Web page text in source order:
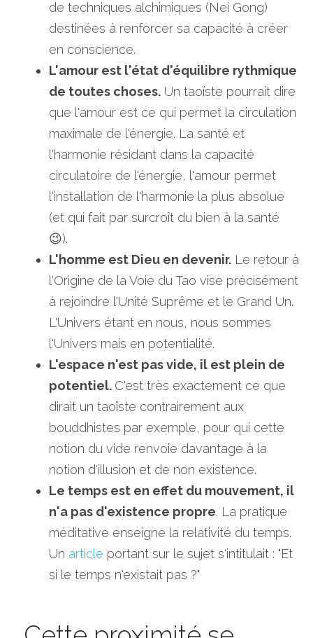
de techniques alchimiques (Nei Gong)
destinées à renforcer sa capacité à créer
en conscience.
L'amour est l'état d'équilibre rythmique
de toutes choses. Un taoïste pourrait dire
que l'amour est ce qui permet la circulation
maximale de l'énergie. La santé et
l'harmonie résidant dans la capacité
circulatoire de l'énergie, l'amour permet
l'installation de l'harmonie la plus absolue
(et qui fait par surcroît du bien à la santé
😉).
L'homme est Dieu en devenir. Le retour à
l'Origine de la Voie du Tao vise précisément
à rejoindre l'Unité Suprême et le Grand Un.
L'Univers étant en nous, nous sommes
l'Univers mais en potentialité.
L'espace n'est pas vide, il est plein de
potentiel. C'est très exactement ce que
dirait un taoïste contrairement aux
bouddhistes par exemple, pour qui cette
notion du vide renvoie davantage à la
notion d'illusion et de non existence.
Le temps est en effet du mouvement, il
n'a pas d'existence propre. La pratique
méditative enseigne la relativité du temps.
Un article portant sur le sujet s'intitulait : "Et
si le temps n'existait pas ?"